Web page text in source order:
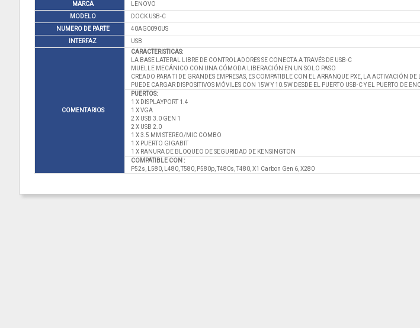
MARCA
LENOVO
MODELO
DOCK USB-C
NUMERO DE PARTE
40AG0090US
INTERFAZ
USB
COMENTARIOS
CARACTERISTICAS:
LA BASE LATERAL LIBRE DE CONTROLADORES SE CONECTA A TRAVÉS DE USB-C
MUELLE MECÁNICO CON UNA CÓMODA LIBERACIÓN EN UN SOLO PASO
CREADO PARA TI DE GRANDES EMPRESAS, ES COMPATIBLE CON EL ARRANQUE PXE, LA ACTIVACIÓN
PUEDE CARGAR DISPOSITIVOS MÓVILES CON 15W Y 10.5W DESDE EL PUERTO USB-C Y EL PUERTO DE
PUERTOS:
1 X DISPLAYPORT 1.4
1 X VGA
2 X USB 3.0 GEN 1
2 X USB 2.0
1 X 3.5 MM STEREO/MIC COMBO
1 X PUERTO GIGABIT
1 X RANURA DE BLOQUEO DE SEGURIDAD DE KENSINGTON
COMPATIBLE CON :
P52s, L580, L480, T580, P580p, T480s, T480, X1 Carbon Gen 6, X280